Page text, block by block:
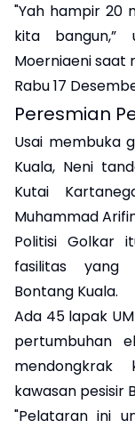
"Yah hampir 20
kita bangun,”
Moerniaeni saat
Rabu 17
Peresmian
Usai membuka
Kuala, Neni
Kutai
Muhammad
Politisi Golkar
fasilitas yang
Bontang Kuala.
Ada 45 lapak
pertumbuhan
kawasan pesisir
"Pelataran ini